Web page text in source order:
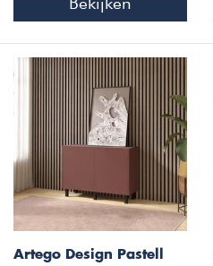
Artego Design Pastell